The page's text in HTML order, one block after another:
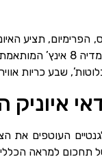
תציע
איוניק
העוטפים את